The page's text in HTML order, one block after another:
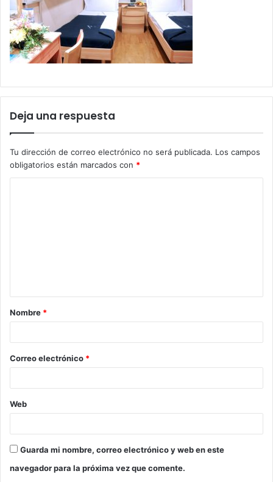
Deja una respuesta
Tu dirección de correo electrónico no será publicada. Los campos
obligatorios están marcados con *
a
r
*
Nombre *
Correo electrónico *
Web
Guarda mi nombre, correo electrónico y web en este
navegador para la próxima vez que comente.